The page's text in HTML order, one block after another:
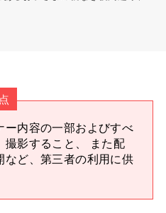
ー内容の一部およびすべ
撮影すること、 また配
など、第三者の利用に供